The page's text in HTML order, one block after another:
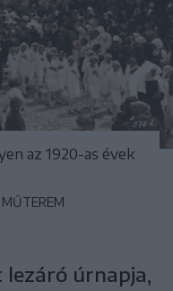
az 1920-as évek
úrnapja,